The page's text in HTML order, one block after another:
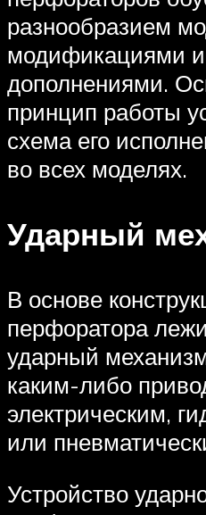
разнообразием
модификациями и
дополнениями.
принцип работы
схема его
во всех моделях.
Ударный
В основе
перфоратора
ударный
каким-либо
электрическим,
или
Устройство